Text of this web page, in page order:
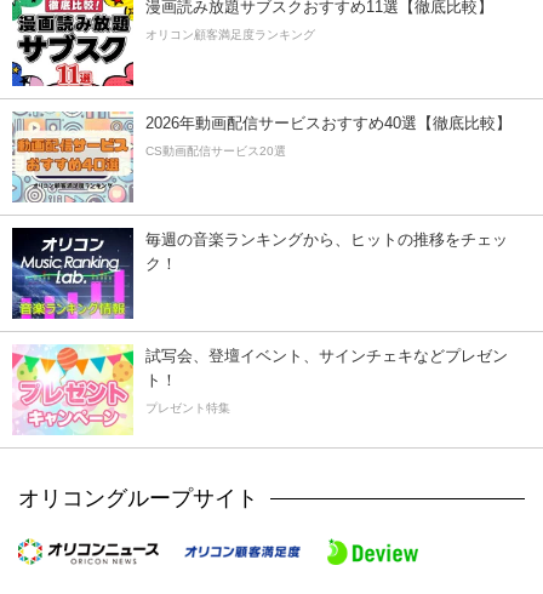
漫画読み放題サブスクおすすめ11選【徹底比較】
オリコン顧客満足度ランキング
2026年動画配信サービスおすすめ40選【徹底比較】
CS動画配信サービス20選
毎週の音楽ランキングから、ヒットの推移をチェッ
ク！
試写会、登壇イベント、サインチェキなどプレゼン
ト！
プレゼント特集
オリコングループサイト